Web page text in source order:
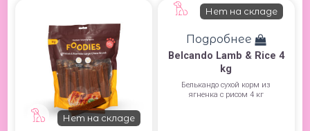
Нет на складе
Нет на складе
Подробнее
Belcando Lamb & Rice 4
kg
Белькандо сухой корм из
ягненка c рисом 4 кг